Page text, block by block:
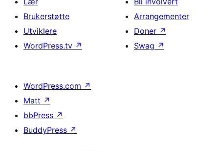
Brukerstøtte
Utviklere
WordPress.tv ↗
Arrangementer
Doner ↗
Swag ↗
WordPress.com ↗
Matt ↗
bbPress ↗
BuddyPress ↗